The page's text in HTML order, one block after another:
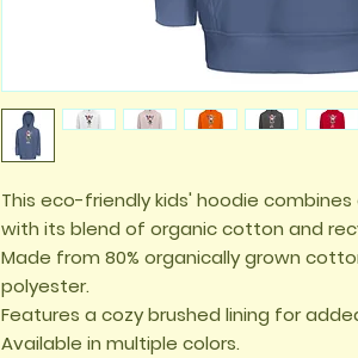
This eco-friendly kids' hoodie
with its blend of organic cotton and
Made from 80% organically grown
polyester.
Features a cozy brushed lining for
Available in multiple colors.